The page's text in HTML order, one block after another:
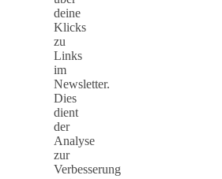
deine
Klicks
zu
Links
im
Newsletter.
Dies
dient
der
Analyse
zur
Verbesserung